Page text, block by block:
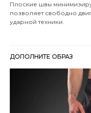
Плоские швы
позволяет свободно
ударной техники.
ДОПОЛНИТЕ ОБРАЗ